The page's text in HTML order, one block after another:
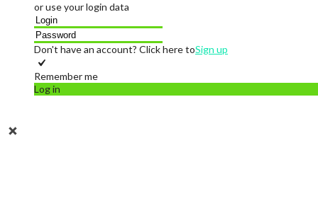
or use your login data
Don't have an account? Click here toSign up
Remember me
Log in